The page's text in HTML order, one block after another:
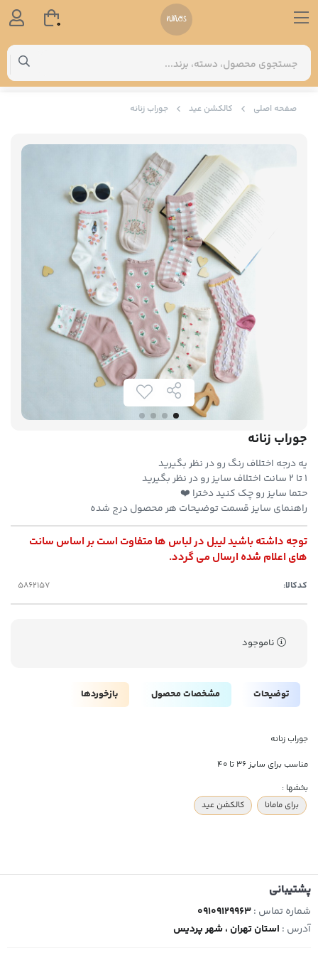
صفحه اصلی کالکشن عید جوراب زنانه
جوراب زنانه
یه درجه اختلاف رنگ رو در نظر بگیرید
۱ تا ۲ سانت اختلاف سایز رو در نظر بگیرید
حتما سایز رو چک کنید دخترا ❤️
راهنمای سایز قسمت توضیحات هر محصول درج شده
توجه داشته باشید لیبل در لباس ها متفاوت است بر اساس سانت
های اعلام شده ارسال می گردد.
کدکالا:
ناموجود
توضیحات مشخصات محصول بازخوردها
جوراب زنانه
مناسب برای سایز 36 تا 40
بخشها :
برای مامانا
کالکشن عید
پشتیبانی
شماره تماس :09109129963
آدرس : استان تهران ، شهر پردیس
0